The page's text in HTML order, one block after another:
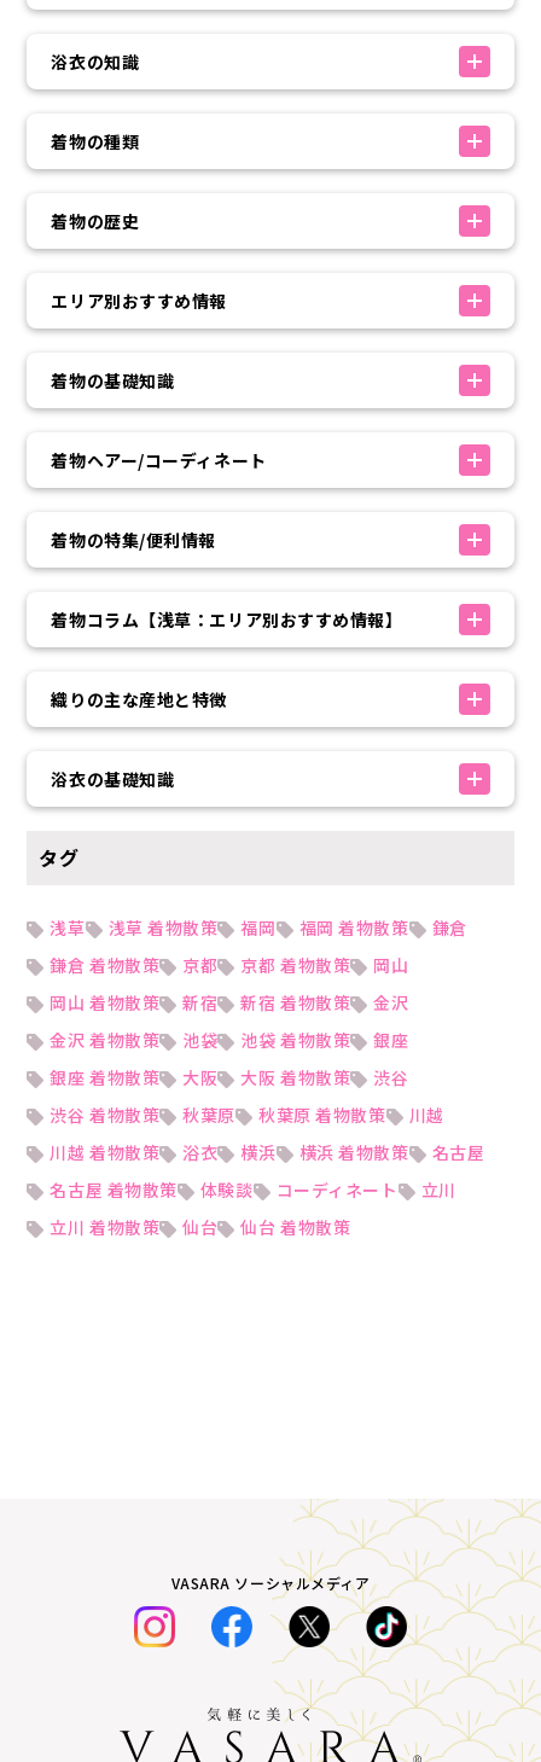
浴衣の知識
着物の種類
着物の歴史
エリア別おすすめ情報
着物の基礎知識
着物ヘアー/コーディネート
着物の特集/便利情報
着物コラム【浅草：エリア別おすすめ情報】
織りの主な産地と特徴
浴衣の基礎知識
タグ
浅草 浅草 着物散策 福岡 福岡 着物散策
鎌倉
鎌倉 着物散策
京都 京都 着物散策
岡山
岡山 着物散策
新宿 新宿 着物散策
金沢
金沢 着物散策
池袋 池袋 着物散策
銀座
銀座 着物散策
大阪 大阪 着物散策
渋谷
渋谷 着物散策
秋葉原 秋葉原 着物散策
川越
川越 着物散策
浴衣 横浜 横浜 着物散策
名古屋
名古屋 着物散策
体験談 コーディネート
立川
立川 着物散策
仙台 仙台 着物散策
VASARA ソーシャルメディア